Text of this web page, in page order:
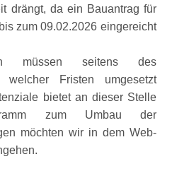
drängt, da ein Bauantrag für
zum 09.02.2026 eingereicht
müssen seitens des
welcher Fristen umgesetzt
bietet an dieser Stelle
zum Umbau der
möchten wir in dem Web-